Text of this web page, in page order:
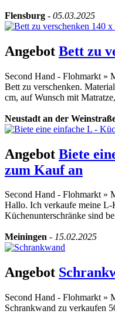
Flensburg - 05.03.2025
Angebot Bett zu
Second Hand - Flohmarkt »
Bett zu verschenken.
cm, auf Wunsch mit
Neustadt an der
Angebot Biete
zum Kauf an
Second Hand - Flohmarkt »
Hallo. Ich verkaufe meine
Küchenunterschränke sind
Meiningen - 15.02.2025
Angebot
Second Hand - Flohmarkt »
Schrankwand zu verkaufen